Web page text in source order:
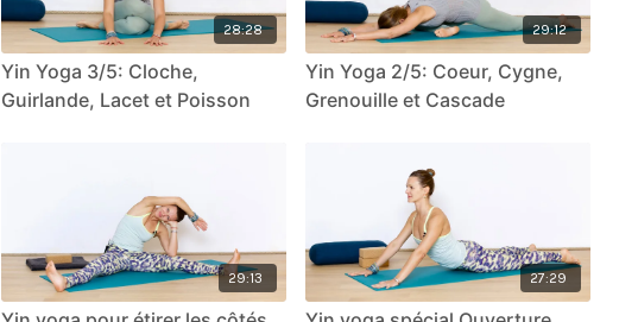
28:28
Yin Yoga 3/5: Cloche,
Guirlande, Lacet et Poisson
29:12
Yin Yoga 2/5: Coeur, Cygne,
Grenouille et Cascade
29:13 27:29